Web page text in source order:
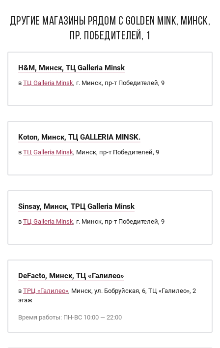
ДРУГИЕ МАГАЗИНЫ РЯДОМ С Golden Mink, Минск,
пр. Победителей, 1
H&M, Минск, ТЦ Galleria Minsk
в ТЦ Galleria Minsk, г. Минск, пр-т Победителей, 9
Koton, Минск, ТЦ GALLERIA MINSK.
в ТЦ Galleria Minsk, Минск, пр-т Победителей, 9
Sinsay, Минск, ТРЦ Galleria Minsk
в ТЦ Galleria Minsk, г. Минск, пр-т Победителей, 9
DeFacto, Минск, ТЦ «Галилео»
в ТРЦ «Галилео», Минск, ул. Бобруйская, 6, ТЦ «Галилео», 2
этаж
Время работы: ПН-ВС 10:00 — 22:00